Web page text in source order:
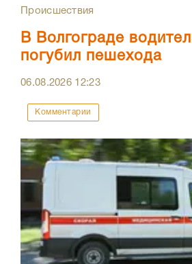
Происшествия
В Волгограде
погубил пешехода
06.08.2026 12:23
Комментарии